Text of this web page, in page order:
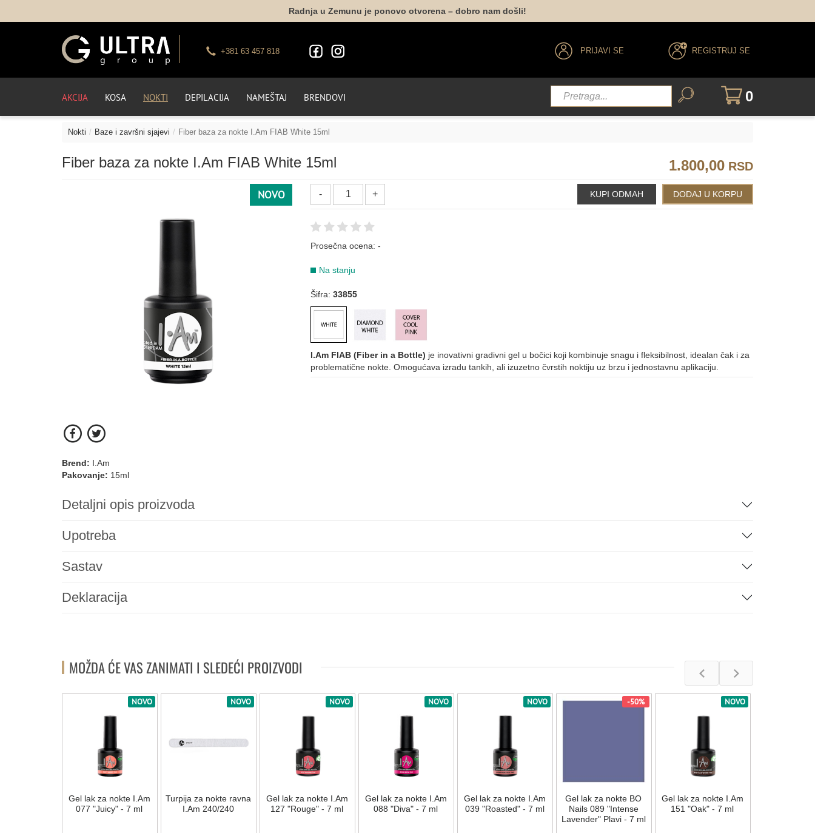
Radnja u Zemunu je ponovo otvorena – dobro nam došli!
+381 63 457 818 PRIJAVI SE REGISTRUJ SE
AKCIJA KOSA NOKTI DEPILACIJA NAMEŠTAJ BRENDOVI 0
Nokti Baze i završni sjajevi Fiber baza za nokte I.Am FIAB White 15ml
Fiber baza za nokte I.Am FIAB White 15ml 1.800,00 RSD
NOVO
Prosečna ocena:-
Na stanju
Šifra:33855
I.Am FIAB (Fiber in a Bottle) je inovativni gradivni gel u bočici koji kombinuje snagu i fleksibilnost, idealan čak i za
problematične nokte. Omogućava izradu tankih, ali izuzetno čvrstih noktiju uz brzu i jednostavnu aplikaciju.
Brend: I.Am
Pakovanje: 15ml
Detaljni opis proizvoda
Upotreba
Sastav
Deklaracija
MOŽDA ĆE VAS ZANIMATI I SLEDEĆI PROIZVODI
NOVO
Gel lak za nokte I.Am
077 "Juicy" - 7 ml
NOVO
Turpija za nokte ravna
I.Am 240/240
NOVO
Gel lak za nokte I.Am
127 "Rouge" - 7 ml
NOVO
Gel lak za nokte I.Am
088 "Diva" - 7 ml
NOVO
Gel lak za nokte I.Am
039 "Roasted" - 7 ml
-50%
Gel lak za nokte BO
Nails 089 "Intense
Lavender" Plavi - 7 ml
NOVO
Gel lak za nokte I.Am
151 "Oak" - 7 ml